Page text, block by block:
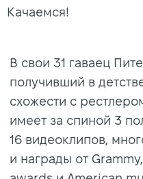
Качаемся!
В свои 31 гаваец
получивший в
схожести с
имеет за спиной 3
16 видеоклипов,
и награды от